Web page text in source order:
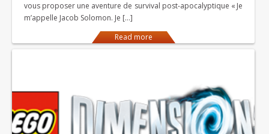
vous proposer une aventure de survival post-apocalyptique « Je
m’appelle Jacob Solomon. Je […]
Read more